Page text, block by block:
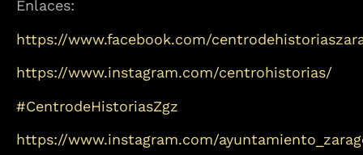
Enlaces:
https://www.facebook.com/
https://www.instagram.com/centrohistorias/
#CentrodeHistoriasZgz
https://www.instagram.com/